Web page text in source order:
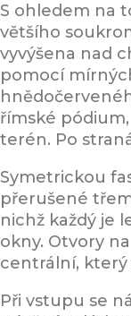
S ohledem na
většího
vyvýšena nad
pomocí
římské
terén. Po
Symetrickou
přerušené
nichž každý je
okny. Otvory
centrální, který
Při vstupu se